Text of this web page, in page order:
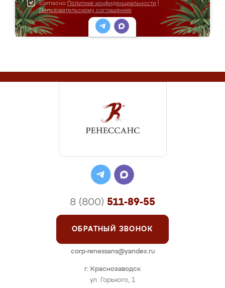
согласно Политике конфиденциальности
Пользовательскому соглашению
г. Краснозаводск
ул. Горького, 1
8 (800) 511-89-55
ОБРАТНЫЙ ЗВОНОК
corp-renessans@yandex.ru